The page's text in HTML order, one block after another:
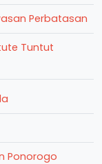
Perbatasan
Tuntut
Ponorogo